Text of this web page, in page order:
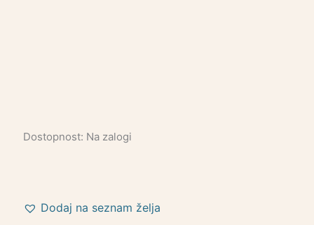
Dostopnost: Na zalogi
Dodaj na seznam želja